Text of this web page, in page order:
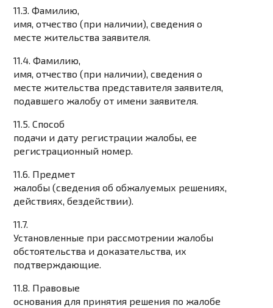
11.3. Фамилию,
имя, отчество (при наличии), сведения о
месте жительства заявителя.
11.4. Фамилию,
имя, отчество (при наличии), сведения о
месте жительства представителя заявителя,
подавшего жалобу от имени заявителя.
11.5. Способ
подачи и дату регистрации жалобы, ее
регистрационный номер.
11.6. Предмет
жалобы (сведения об обжалуемых решениях,
действиях, бездействии).
11.7.
Установленные при рассмотрении жалобы
обстоятельства и доказательства, их
подтверждающие.
11.8. Правовые
основания для принятия решения по жалобе